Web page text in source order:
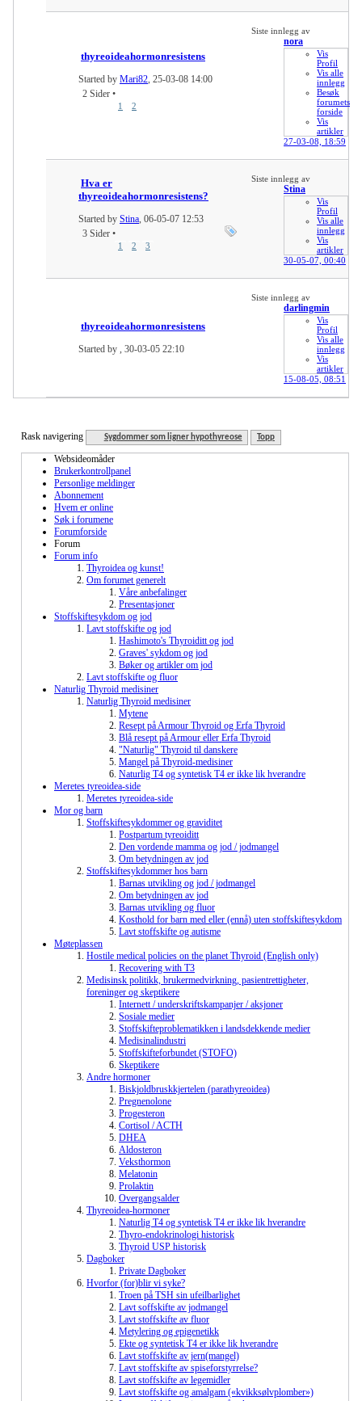
thyreoideahormonresistens
Started by Mari82, 25-03-08 14:00
2 Sider •
1 2
Siste innlegg av
nora
Vis
Profil
Vis alle
innlegg
Besøk
forumets
forside
Vis
artikler
27-03-08, 18:59
Hva er
thyreoideahormonresistens?
Started by Stina, 06-05-07 12:53
3 Sider •
1 2 3
Siste innlegg av
Stina
Vis
Profil
Vis alle
innlegg
Vis
artikler
30-05-07, 00:40
thyreoideahormonresistens
Started by , 30-03-05 22:10
Siste innlegg av
darlingmin
Vis
Profil
Vis alle
innlegg
Vis
artikler
15-08-05, 08:51
Rask navigering Sygdommer som ligner hypothyreose Topp
Websideomåder
Brukerkontrollpanel
Personlige meldinger
Abonnement
Hvem er online
Søk i forumene
Forumforside
Forum
Forum info
Thyroidea og kunst!
Om forumet generelt
Våre anbefalinger
Presentasjoner
Stoffskiftesykdom og jod
Lavt stoffskifte og jod
Hashimoto's Thyroiditt og jod
Graves' sykdom og jod
Bøker og artikler om jod
Lavt stoffskifte og fluor
Naturlig Thyroid medisiner
Naturlig Thyroid medisiner
Mytene
Resept på Armour Thyroid og Erfa Thyroid
Blå resept på Armour eller Erfa Thyroid
"Naturlig" Thyroid til danskere
Mangel på Thyroid-medisiner
Naturlig T4 og syntetisk T4 er ikke lik hverandre
Meretes tyreoidea-side
Meretes tyreoidea-side
Mor og barn
Stoffskiftesykdommer og graviditet
Postpartum tyreoiditt
Den vordende mamma og jod / jodmangel
Om betydningen av jod
Stoffskiftesykdommer hos barn
Barnas utvikling og jod / jodmangel
Om betydningen av jod
Barnas utvikling og fluor
Kosthold for barn med eller (ennå) uten stoffskiftesykdom
Lavt stoffskifte og autisme
Møteplassen
Hostile medical policies on the planet Thyroid (English only)
Recovering with T3
Medisinsk politikk, brukermedvirkning, pasientrettigheter,
foreninger og skeptikere
Internett / underskriftskampanjer / aksjoner
Sosiale medier
Stoffskifteproblematikken i landsdekkende medier
Medisinalindustri
Stoffskifteforbundet (STOFO)
Skeptikere
Andre hormoner
Biskjoldbruskkjertelen (parathyreoidea)
Pregnenolone
Progesteron
Cortisol / ACTH
DHEA
Aldosteron
Veksthormon
Melatonin
Prolaktin
Overgangsalder
Thyreoidea-hormoner
Naturlig T4 og syntetisk T4 er ikke lik hverandre
Thyro-endokrinologi historisk
Thyroid USP historisk
Dagboker
Private Dagboker
Hvorfor (for)blir vi syke?
Troen på TSH sin ufeilbarlighet
Lavt soffskifte av jodmangel
Lavt stoffskifte av fluor
Metylering og epigenetikk
Ekte og syntetisk T4 er ikke lik hverandre
Lavt stoffskifte av jern(mangel)
Lavt stoffskifte av spiseforstyrrelse?
Lavt stoffskifte av legemidler
Lavt stoffskifte og amalgam («kvikksølvplomber»)